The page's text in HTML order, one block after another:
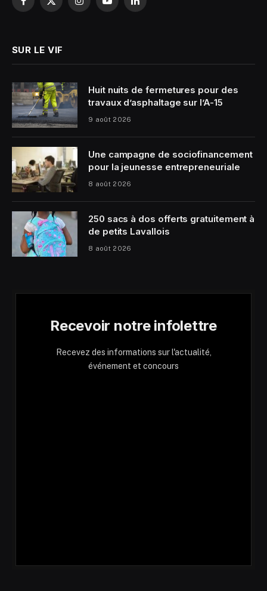
Facebook
X
InstagramYouTubeLinkedIn
SUR LE VIF
Huit nuits de fermetures pour des
travaux d’asphaltage sur l’A-15
9 août 2026
Une campagne de sociofinancement
pour la jeunesse entrepreneuriale
8 août 2026
250 sacs à dos offerts gratuitement à
de petits Lavallois
8 août 2026
Recevoir notre infolettre
Recevez des informations sur l'actualité,
événement et concours